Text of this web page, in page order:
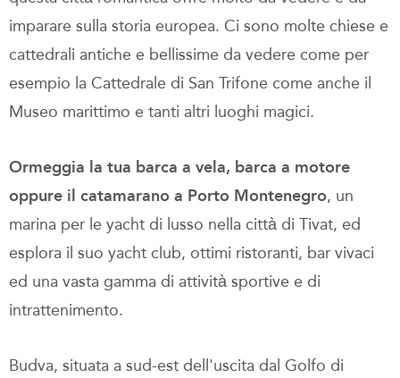
imparare sulla storia europea. Ci sono molte chiese e
cattedrali antiche e bellissime da vedere come per
esempio la Cattedrale di San Trifone come anche il
Museo marittimo e tanti altri luoghi magici.
Ormeggia la tua barca a vela, barca a motore
oppure il catamarano a Porto Montenegro, un
marina per le yacht di lusso nella città di Tivat, ed
esplora il suo yacht club, ottimi ristoranti, bar vivaci
ed una vasta gamma di attività sportive e di
intrattenimento.
Budva, situata a sud-est dell'uscita dal Golfo di